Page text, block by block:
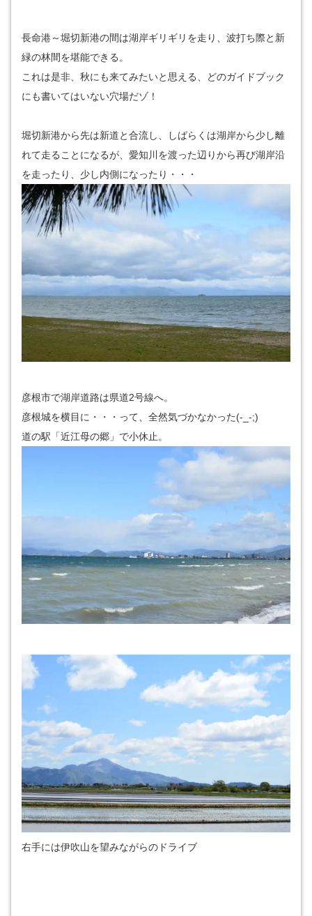
長命港～堀切新港の間は湖岸ギリギリを走り、波打ち際と新
緑の林間を堪能できる。
これは是非、秋にも来てみたいと思える、どのガイドブック
にも書いてはいない穴場だゾ！
堀切新港から先は新道と合流し、しばらくは湖岸から少し離
れて走ることになるが、愛知川を渡った辺りから再び湖岸沿
を走ったり、少し内側になったり・・・
彦根市で湖岸道路は県道2号線へ。
彦根城を横目に・・・って、全然気づかなかった(-_-;)
道の駅「近江母の郷」で小休止。
右手には伊吹山を望みながらのドライブ